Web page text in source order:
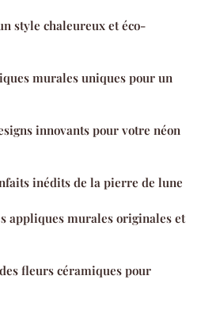
style chaleureux et éco-
murales uniques pour un
innovants pour votre néon
inédits de la pierre de lune
appliques murales originales et
fleurs céramiques pour